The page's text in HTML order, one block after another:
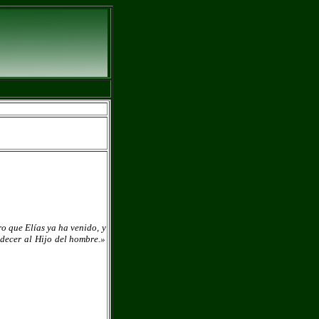
que Elías ya ha venido, y
al Hijo del hombre.»